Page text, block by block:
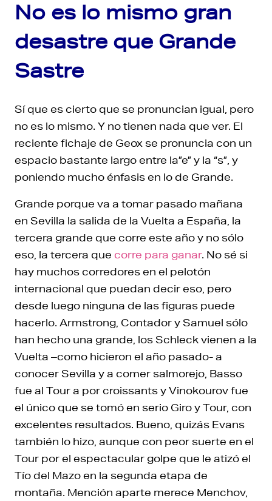
No es lo mismo gran
desastre que Grande
Sastre
Sí que es cierto que se pronuncian igual, pero
no es lo mismo. Y no tienen nada que ver. El
reciente fichaje de Geox se pronuncia con un
espacio bastante largo entre la”e” y la “s”, y
poniendo mucho énfasis en lo de Grande.
Grande porque va a tomar pasado mañana
en Sevilla la salida de la Vuelta a España, la
tercera grande que corre este año y no sólo
eso, la tercera que corre para ganar. No sé si
hay muchos corredores en el pelotón
internacional que puedan decir eso, pero
desde luego ninguna de las figuras puede
hacerlo. Armstrong, Contador y Samuel sólo
han hecho una grande, los Schleck vienen a la
Vuelta –como hicieron el año pasado- a
conocer Sevilla y a comer salmorejo, Basso
fue al Tour a por croissants y Vinokourov fue
el único que se tomó en serio Giro y Tour, con
excelentes resultados. Bueno, quizás Evans
también lo hizo, aunque con peor suerte en el
Tour por el espectacular golpe que le atizó el
Tío del Mazo en la segunda etapa de
montaña. Mención aparte merece Menchov,